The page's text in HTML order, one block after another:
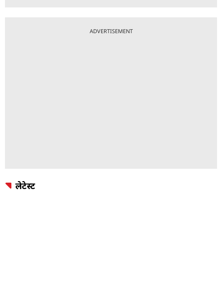
ADVERTISEMENT
लेटेस्ट